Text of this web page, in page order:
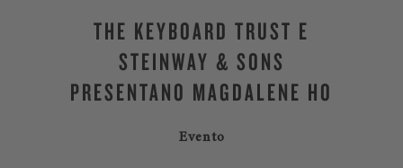
THE KEYBOARD TRUST E
STEINWAY & SONS
PRESENTANO MAGDALENE HO
Evento